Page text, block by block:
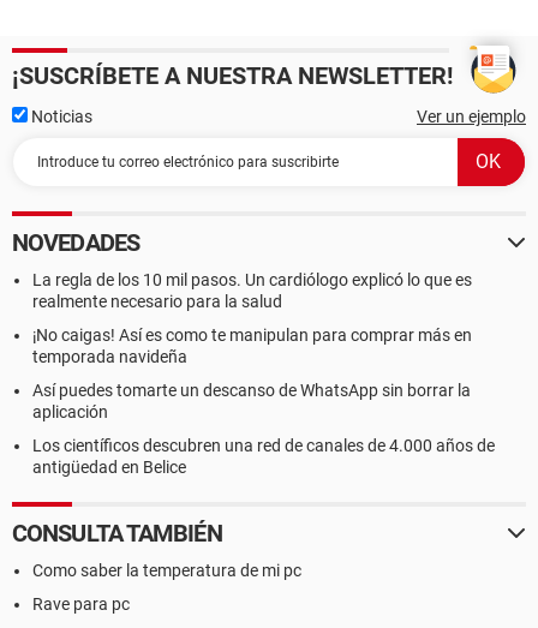
¡SUSCRÍBETE A NUESTRA NEWSLETTER!
Noticias Ver un ejemplo
NOVEDADES
La regla de los 10 mil pasos. Un cardiólogo explicó lo que es
realmente necesario para la salud
¡No caigas! Así es como te manipulan para comprar más en
temporada navideña
Así puedes tomarte un descanso de WhatsApp sin borrar la
aplicación
Los científicos descubren una red de canales de 4.000 años de
antigüedad en Belice
CONSULTA TAMBIÉN
Como saber la temperatura de mi pc
Rave para pc